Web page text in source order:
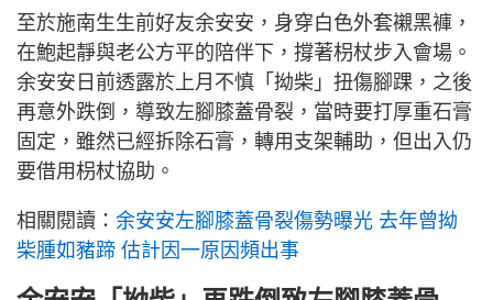
至於施南生生前好友余安安，身穿白色外套襯黑褲，
在鮑起靜與老公方平的陪伴下，撐著枴杖步入會場。
余安安日前透露於上月不慎「拗柴」扭傷腳踝，之後
再意外跌倒，導致左腳膝蓋骨裂，當時要打厚重石膏
固定，雖然已經拆除石膏，轉用支架輔助，但出入仍
要借用枴杖協助。
相關閱讀： 余安安左腳膝蓋骨裂傷勢曝光 去年曾拗
柴腫如豬蹄 估計因一原因頻出事